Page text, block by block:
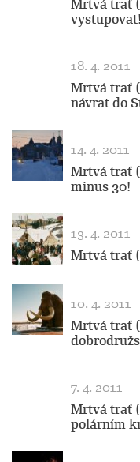
Mrtvá trať
vystupovat!
18. 4. 2011
Mrtvá trať
návrat do
14. 4. 2011
Mrtvá trať
minus 30!
13. 4. 2011
Mrtvá trať
10. 4. 2011
Mrtvá trať
7. 4. 2011
Mrtvá trať
polárním